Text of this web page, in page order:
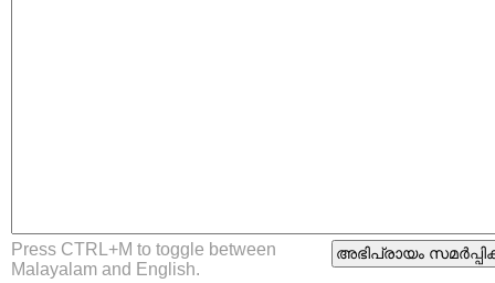
Press CTRL+M to toggle between
Malayalam and English.